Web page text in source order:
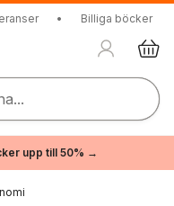
• Billiga böcker
upp till 50% →